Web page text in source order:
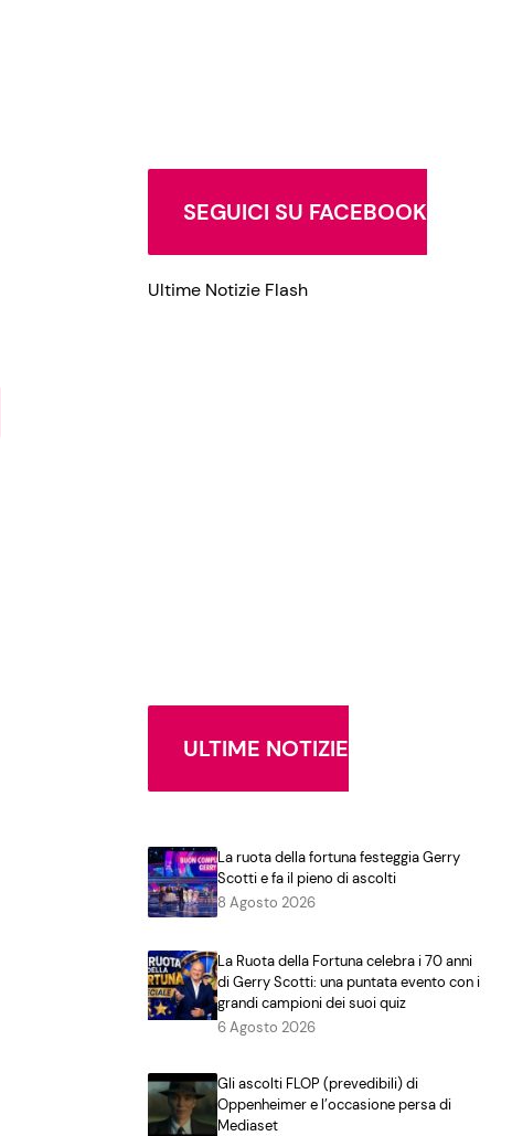
SEGUICI SU FACEBOOK
Ultime Notizie Flash
ULTIME NOTIZIE
La ruota della fortuna festeggia Gerry
Scotti e fa il pieno di ascolti
8 Agosto 2026
La Ruota della Fortuna celebra i 70 anni
di Gerry Scotti: una puntata evento con i
grandi campioni dei suoi quiz
6 Agosto 2026
Gli ascolti FLOP (prevedibili) di
Oppenheimer e l’occasione persa di
Mediaset